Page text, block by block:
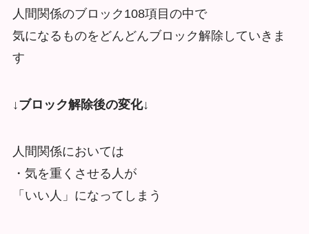
人間関係のブロック108項目の中で
気になるものをどんどんブロック解除していきま
す
↓ブロック解除後の変化↓
人間関係においては
・気を重くさせる人が
「いい人」になってしまう